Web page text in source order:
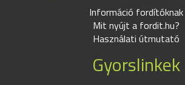
Információ fordítóknak
Mit nyújt a fordit.hu?
Használati útmutató
Gyorslinkek